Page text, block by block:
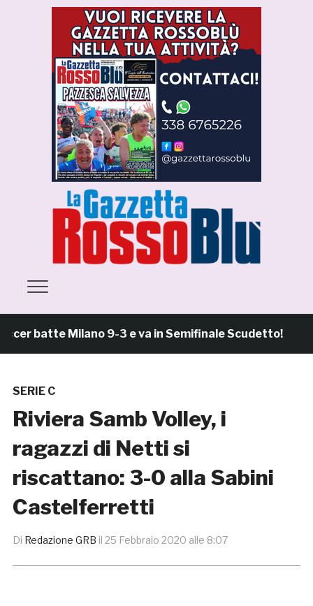
batte Milano 9-3 e va in Semifinale Scudetto!
SERIE C
Riviera Samb Volley, i
ragazzi di Netti si
riscattano: 3-0 alla Sabini
Castelferretti
Di Redazione GRB il 25 Febbraio 2020 alle 8:07